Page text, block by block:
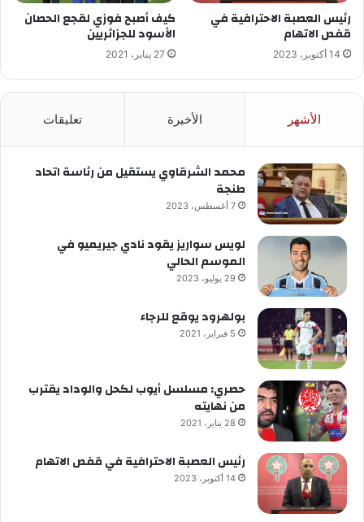
رئيس العصبة الاحترافية في
قفص الاتهام
14 أكتوبر، 2023
كيف أصبح فوزي لقجع الحصان
الأسود للجزائريين
27 يناير، 2021
الأشهر الأخيرة تعليقات
محمد الشرقاوي يستقيل من رئاسة اتحاد
طنجة
7 أغسطس، 2023
لويس سواريز يقود نادي جيريميو في
الموسم الحالي
29 يوليو، 2023
بولهرود يوقع للرجاء
5 فبراير، 2021
حصري: مسلسل أيوب لكحل والوداد يقترب
من نهايته
28 يناير، 2021
رئيس العصبة الاحترافية في قفص الاتهام
14 أكتوبر، 2023